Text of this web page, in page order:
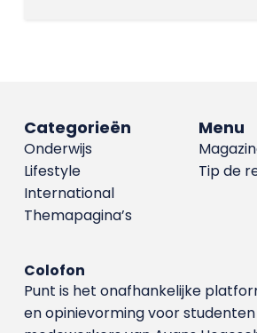
Menu
Tip de
Categorieën
Onderwijs
Lifestyle
International
Themapagina’s
Colofon
Punt is het onafhankelijke
en opinievorming voor